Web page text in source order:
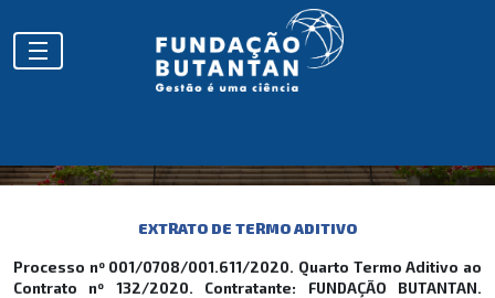
EXTRATOS
EXTRATO DE TERMO ADITIVO
Processo nº 001/0708/001.611/2020. Quarto Termo Aditivo ao
Contrato nº 132/2020. Contratante: FUNDAÇÃO BUTANTAN.